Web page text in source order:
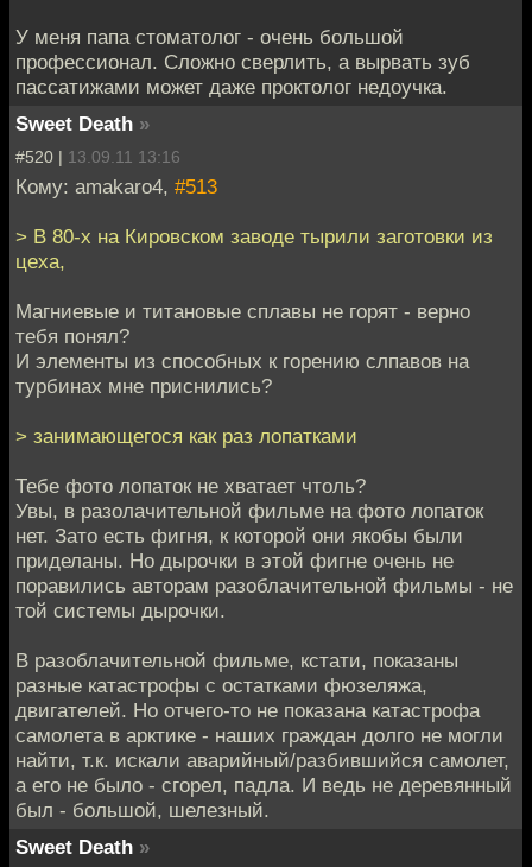
У меня папа стоматолог - очень большой
профессионал. Сложно сверлить, а вырвать зуб
пассатижами может даже проктолог недоучка.
Sweet Death »
#520 | 13.09.11 13:16
Кому: amakaro4, #513
> В 80-х на Кировском заводе тырили заготовки из
цеха,
Магниевые и титановые сплавы не горят - верно
тебя понял?
И элементы из способных к горению слпавов на
турбинах мне приснились?
> занимающегося как раз лопатками
Тебе фото лопаток не хватает чтоль?
Увы, в разолачительной фильме на фото лопаток
нет. Зато есть фигня, к которой они якобы были
приделаны. Но дырочки в этой фигне очень не
поравились авторам разоблачительной фильмы - не
той системы дырочки.
В разоблачительной фильме, кстати, показаны
разные катастрофы с остатками фюзеляжа,
двигателей. Но отчего-то не показана катастрофа
самолета в арктике - наших граждан долго не могли
найти, т.к. искали аварийный/разбившийся самолет,
а его не было - сгорел, падла. И ведь не деревянный
был - большой, шелезный.
Sweet Death »